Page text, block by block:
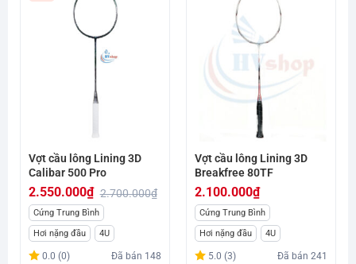
Vợt cầu lông Lining 3D
Calibar 500 Pro
2.700.000₫
Giá
gốc
là:
2.550.000₫
Giá
hiện
tại
Cứng Trung Bình
Hơi nặng đầu
4U
0.0 (0) Đã bán 148
Vợt cầu lông Lining 3D
Breakfree 80TF
2.100.000₫
Cứng Trung Bình
Hơi nặng đầu
4U
5.0 (3) Đã bán241